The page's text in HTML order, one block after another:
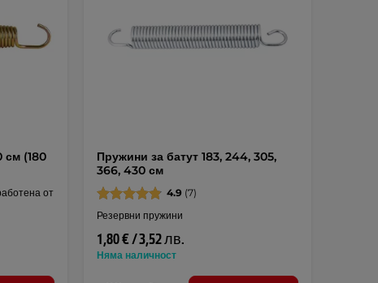
см (180
от
Пружини за батут 183, 244, 305,
366, 430 см
4.9 (7)
Резервни пружини
1,80 € / 3,52 лв.
Няма наличност